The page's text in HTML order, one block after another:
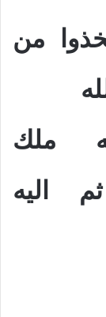
من
ملك
اليه